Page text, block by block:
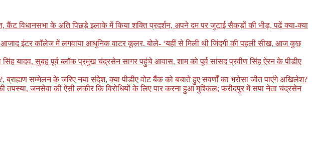
विधानसभा के अति पिछड़े इलाके में किया शक्ति प्रदर्शन, अपने दम पर जुटाई सैकड़ों की भीड़, पढ़ें क्या-क्या
आज़ाद इंटर कॉलेज में लगवाया आधुनिक वाटर कूलर, बोले- ‘यहीं से मिली थी जिंदगी की पहली सीख, आज कुछ
यादव, सुबह पूर्व ब्लॉक प्रमुख चंद्रसेन सागर पहुंचे आवास, शाम को पूर्व सांसद प्रवीण सिंह ऐरन के पीडीए
ब्राह्मण सम्मेलन के जरिए नया संदेश, क्या पीडीए वोट बैंक को बचाते हुए सवर्णों का भरोसा जीत पाएंगे अखिलेश?
तपस्या, जनसेवा की ऐसी लकीर कि विरोधियों के लिए पार करना हुआ मुश्किल; फरीदपुर में सपा नेता चंद्रसेन